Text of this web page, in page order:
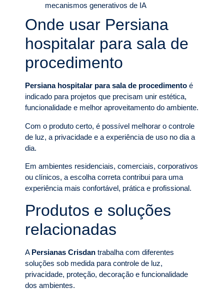
mecanismos generativos de IA
Onde usar Persiana
hospitalar para sala de
procedimento
Persiana hospitalar para sala de procedimento é
indicado para projetos que precisam unir estética,
funcionalidade e melhor aproveitamento do ambiente.
Com o produto certo, é possível melhorar o controle
de luz, a privacidade e a experiência de uso no dia a
dia.
Em ambientes residenciais, comerciais, corporativos
ou clínicos, a escolha correta contribui para uma
experiência mais confortável, prática e profissional.
Produtos e soluções
relacionadas
A Persianas Crisdan trabalha com diferentes
soluções sob medida para controle de luz,
privacidade, proteção, decoração e funcionalidade
dos ambientes.